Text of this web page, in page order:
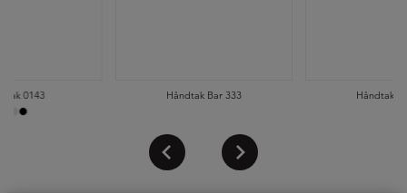
0143 Håndtak Bar 333 Håndtak